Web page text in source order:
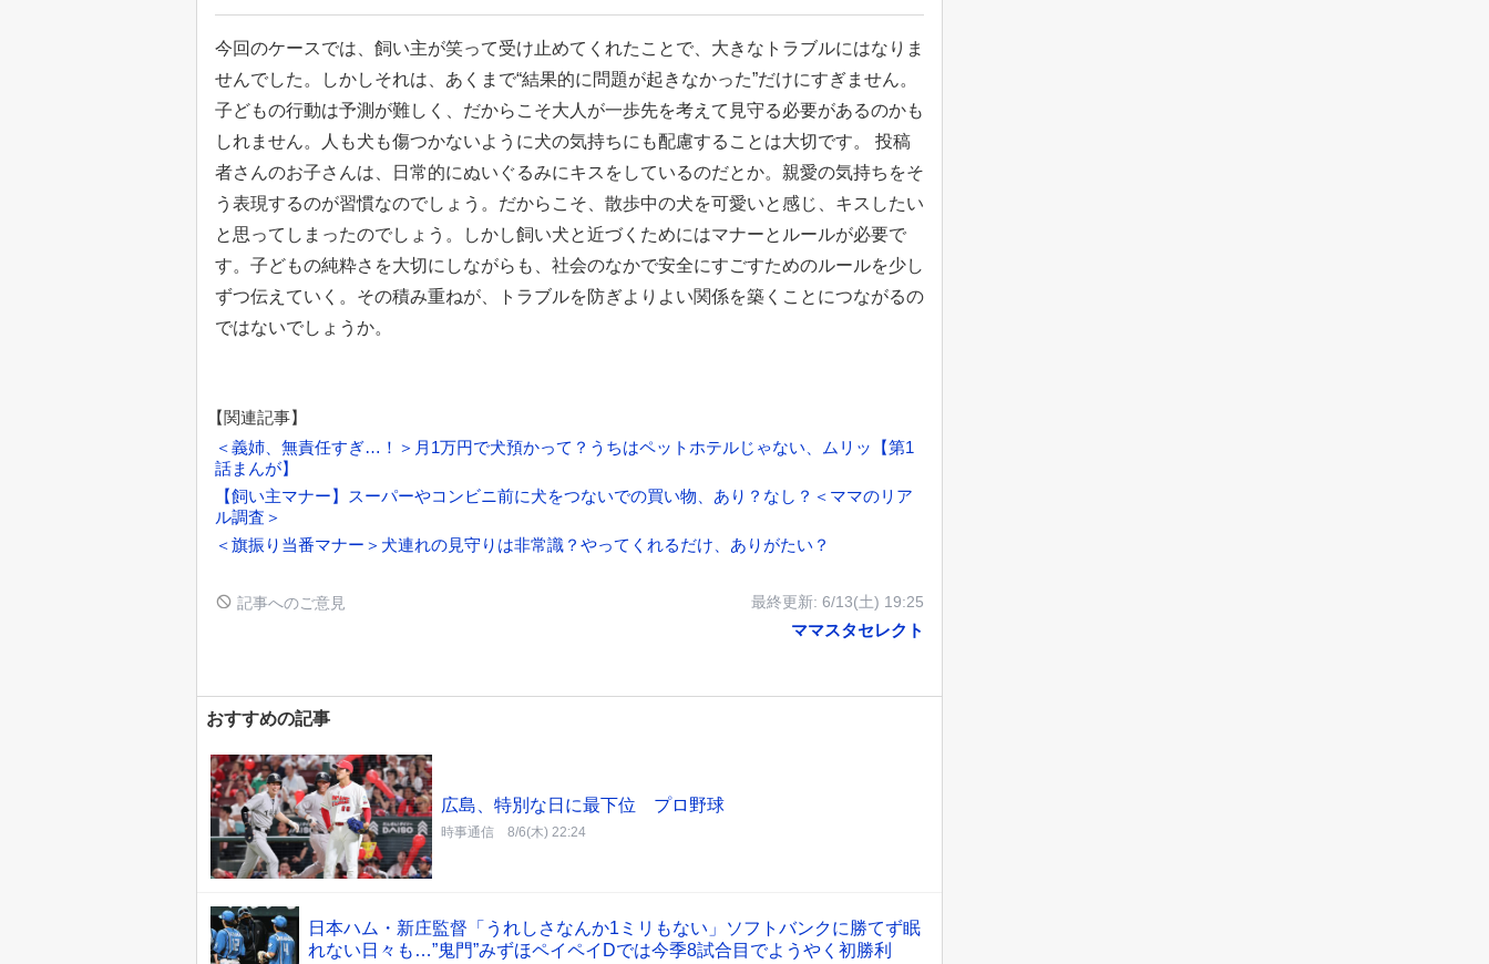
今回のケースでは、飼い主が笑って受け止めてくれたことで、大きなトラブルにはなりま
せんでした。しかしそれは、あくまで“結果的に問題が起きなかった”だけにすぎません。
子どもの行動は予測が難しく、だからこそ大人が一歩先を考えて見守る必要があるのかも
しれません。人も犬も傷つかないように犬の気持ちにも配慮することは大切です。 投稿
者さんのお子さんは、日常的にぬいぐるみにキスをしているのだとか。親愛の気持ちをそ
う表現するのが習慣なのでしょう。だからこそ、散歩中の犬を可愛いと感じ、キスしたい
と思ってしまったのでしょう。しかし飼い犬と近づくためにはマナーとルールが必要で
す。子どもの純粋さを大切にしながらも、社会のなかで安全にすごすためのルールを少し
ずつ伝えていく。その積み重ねが、トラブルを防ぎよりよい関係を築くことにつながるの
ではないでしょうか。
【関連記事】
＜義姉、無責任すぎ…！＞月1万円で犬預かって？うちはペットホテルじゃない、ムリッ【第1
話まんが】
【飼い主マナー】スーパーやコンビニ前に犬をつないでの買い物、あり？なし？＜ママのリア
ル調査＞
＜旗振り当番マナー＞犬連れの見守りは非常識？やってくれるだけ、ありがたい？
記事へのご意見 最終更新: 6/13(土) 19:25
ママスタセレクト
おすすめの記事
広島、特別な日に最下位 プロ野球
時事通信 8/6(木) 22:24
日本ハム・新庄監督「うれしさなんか1ミリもない」ソフトバンクに勝てず眠
れない日々も…”鬼門”みずほペイペイDでは今季8試合目でようやく初勝利